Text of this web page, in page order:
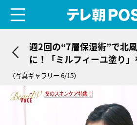
週2回の“7層保湿術”で北
に！「ミルフィーユ塗り」
（写真ギャラリー 6/15）